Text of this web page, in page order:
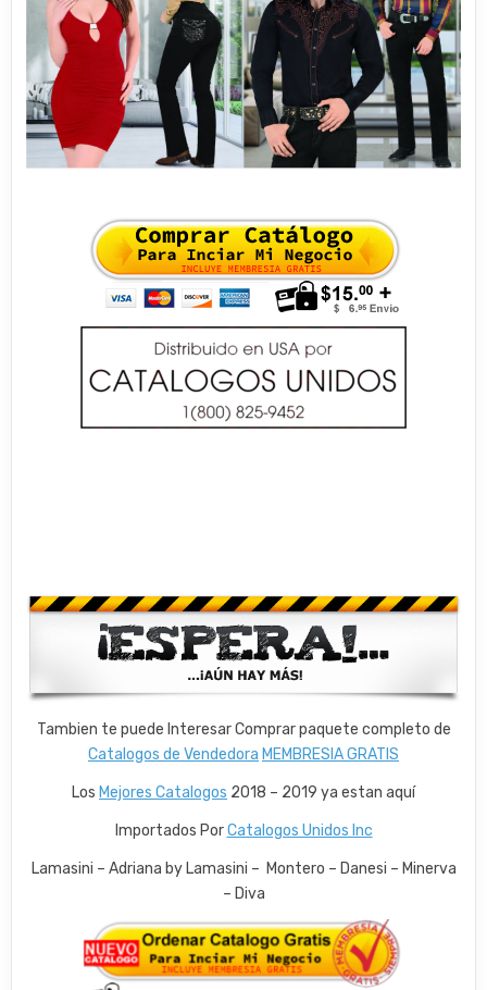
Tambien te puede Interesar Comprar paquete completo de
Catalogos de Vendedora MEMBRESIA GRATIS
Los Mejores Catalogos 2018 – 2019 ya estan aquí
Importados PorCatalogos Unidos Inc
Lamasini – Adriana by Lamasini – Montero – Danesi – Minerva
– Diva